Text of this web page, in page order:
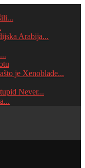
Arabija...
je Xenoblade...
Never...